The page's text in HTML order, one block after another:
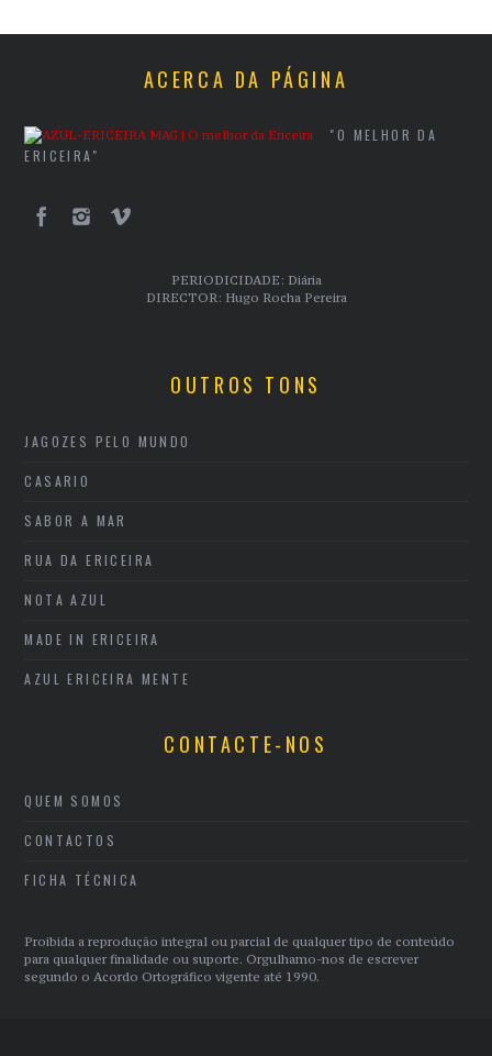
ACERCA DA PÁGINA
"O MELHOR DA
ERICEIRA"
PERIODICIDADE: Diária
DIRECTOR: Hugo Rocha Pereira
OUTROS TONS
JAGOZES PELO MUNDO
CASARIO
SABOR A MAR
RUA DA ERICEIRA
NOTA AZUL
MADE IN ERICEIRA
AZUL ERICEIRA MENTE
CONTACTE-NOS
QUEM SOMOS
CONTACTOS
FICHA TÉCNICA
Proibida a reprodução integral ou parcial de qualquer tipo de conteúdo
para qualquer finalidade ou suporte. Orgulhamo-nos de escrever
segundo o Acordo Ortográfico vigente até 1990.